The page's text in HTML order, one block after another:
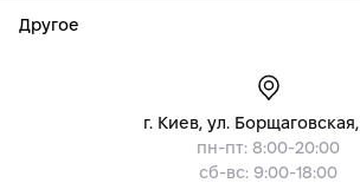
Другое
г. Киев, ул.
пн-пт: 8:00-20:00
сб-вс: 9:00-18:00